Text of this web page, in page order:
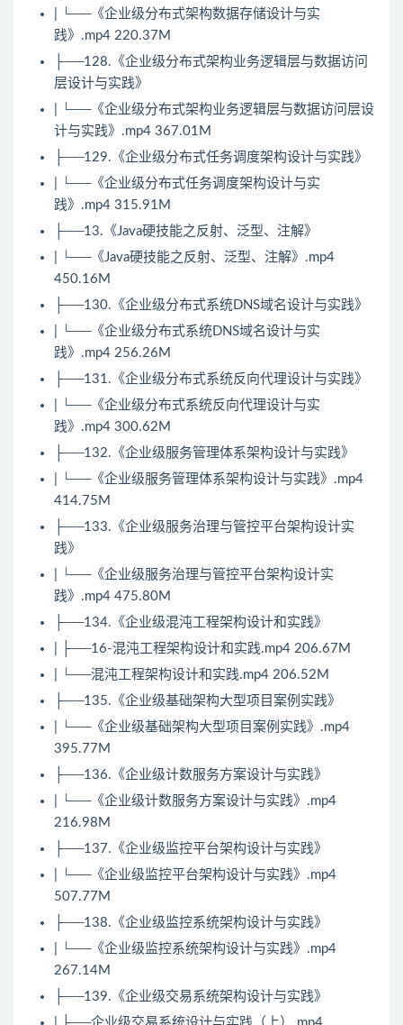
| └──《企业级分布式架构数据存储设计与实
践》.mp4 220.37M
├──128.《企业级分布式架构业务逻辑层与数据访问
层设计与实践》
| └──《企业级分布式架构业务逻辑层与数据访问层设
计与实践》.mp4 367.01M
├──129.《企业级分布式任务调度架构设计与实践》
| └──《企业级分布式任务调度架构设计与实
践》.mp4 315.91M
├──13.《Java硬技能之反射、泛型、注解》
| └──《Java硬技能之反射、泛型、注解》.mp4
450.16M
├──130.《企业级分布式系统DNS域名设计与实践》
| └──《企业级分布式系统DNS域名设计与实
践》.mp4 256.26M
├──131.《企业级分布式系统反向代理设计与实践》
| └──《企业级分布式系统反向代理设计与实
践》.mp4 300.62M
├──132.《企业级服务管理体系架构设计与实践》
| └──《企业级服务管理体系架构设计与实践》.mp4
414.75M
├──133.《企业级服务治理与管控平台架构设计实
践》
| └──《企业级服务治理与管控平台架构设计实
践》.mp4 475.80M
├──134.《企业级混沌工程架构设计和实践》
| ├──16-混沌工程架构设计和实践.mp4 206.67M
| └──混沌工程架构设计和实践.mp4 206.52M
├──135.《企业级基础架构大型项目案例实践》
| └──《企业级基础架构大型项目案例实践》.mp4
395.77M
├──136.《企业级计数服务方案设计与实践》
| └──《企业级计数服务方案设计与实践》.mp4
216.98M
├──137.《企业级监控平台架构设计与实践》
| └──《企业级监控平台架构设计与实践》.mp4
507.77M
├──138.《企业级监控系统架构设计与实践》
| └──《企业级监控系统架构设计与实践》.mp4
267.14M
├──139.《企业级交易系统架构设计与实践》